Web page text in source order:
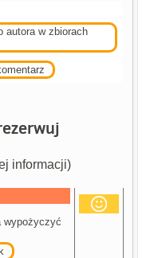
autora w zbiorach
informacji)
wypożyczyć